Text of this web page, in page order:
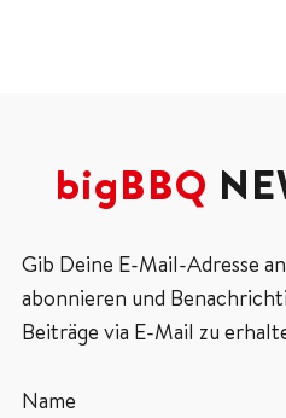
bigBBQ
Gib Deine E-Mail-Adresse
abonnieren und
Beiträge via E-Mail zu
Name